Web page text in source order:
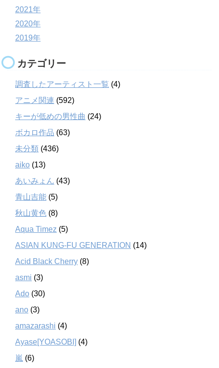
2021年
2020年
2019年
カテゴリー
調査したアーティスト一覧 (4)
アニメ関連 (592)
キーが低めの男性曲 (24)
ボカロ作品 (63)
未分類 (436)
aiko (13)
あいみょん (43)
青山吉能 (5)
秋山黄色 (8)
Aqua Timez (5)
ASIAN KUNG-FU GENERATION (14)
Acid Black Cherry (8)
asmi (3)
Ado (30)
ano (3)
amazarashi (4)
Ayase[YOASOBI] (4)
嵐 (6)